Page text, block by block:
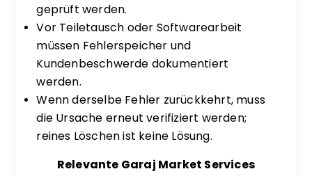
geprüft werden.
Vor Teiletausch oder Softwarearbeit
müssen Fehlerspeicher und
Kundenbeschwerde dokumentiert
werden.
Wenn derselbe Fehler zurückkehrt, muss
die Ursache erneut verifiziert werden;
reines Löschen ist keine Lösung.
Relevante Garaj Market Services